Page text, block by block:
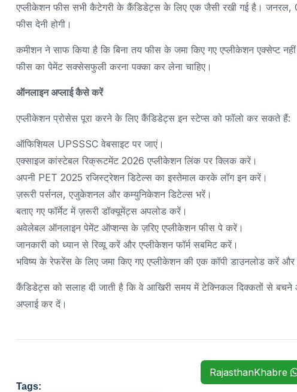
एप्लीकेशन फीस सभी कैटेगरी के कैंडिडेट्स के लिए एक जैसी रखी गई है। जनरल,
फीस देनी होगी।
कमीशन ने साफ किया है कि बिना तय फीस के जमा किए गए एप्लीकेशन एक्सेप्ट
फीस का पेमेंट सक्सेसफुली करना पक्का कर लेना चाहिए।
ऑनलाइन अप्लाई कैसे करें
एप्लीकेशन प्रोसेस पूरा करने के लिए कैंडिडेट्स इन स्टेप्स को फॉलो कर सकते हैं:
ऑफिशियल UPSSSC वेबसाइट पर जाएं।
एक्साइज कांस्टेबल रिक्रूटमेंट 2026 एप्लीकेशन लिंक पर क्लिक करें।
अपनी PET 2025 रजिस्ट्रेशन डिटेल्स का इस्तेमाल करके लॉग इन करें।
ज़रूरी पर्सनल, एजुकेशनल और कम्युनिकेशन डिटेल्स भरें।
बताए गए फॉर्मेट में ज़रूरी डॉक्यूमेंट्स अपलोड करें।
अवेलेबल ऑनलाइन पेमेंट ऑप्शन्स के ज़रिए एप्लीकेशन फीस पे करें।
जानकारी को ध्यान से रिव्यू करें और एप्लीकेशन फॉर्म सबमिट करें।
भविष्य के रेफरेंस के लिए जमा किए गए एप्लीकेशन की एक कॉपी डाउनलोड करें और
कैंडिडेट्स को सलाह दी जाती है कि वे आखिरी समय में टेक्निकल दिक्कतों से
अप्लाई कर दें।
RajasthanKhabre
Tags: